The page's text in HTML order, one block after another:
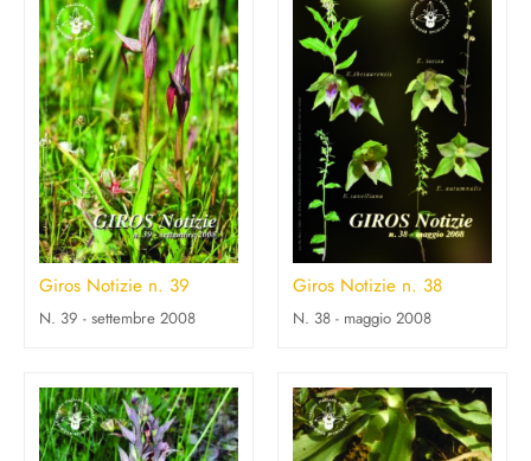
Giros Notizie n. 39
N. 39 - settembre 2008
Giros Notizie n. 38
N. 38 - maggio 2008